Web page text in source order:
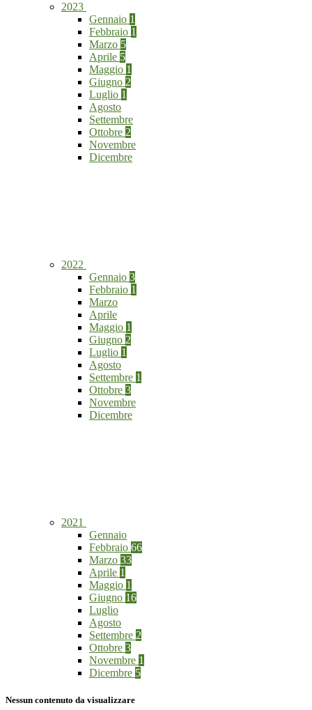
2023
Gennaio 1
Febbraio 1
Marzo 5
Aprile 5
Maggio 1
Giugno 2
Luglio 1
Agosto
Settembre
Ottobre 2
Novembre
Dicembre
2022
Gennaio 3
Febbraio 1
Marzo
Aprile
Maggio 1
Giugno 2
Luglio 1
Agosto
Settembre 1
Ottobre 3
Novembre
Dicembre
2021
Gennaio
Febbraio 66
Marzo 33
Aprile 1
Maggio 1
Giugno 16
Luglio
Agosto
Settembre 2
Ottobre 3
Novembre 1
Dicembre 5
Nessun contenuto da visualizzare